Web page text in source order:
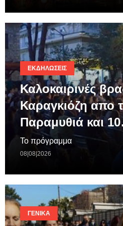
ΕΚΔΗΛΏΣΕΙΣ
Καλοκαιρινές
Καραγκιόζη απο
Παραμυθιά και
Το πρόγραμμα
08|08|2026
ΓΕΝΙΚΆ